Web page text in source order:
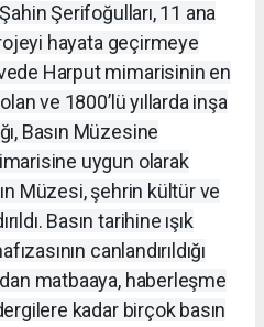
Şerifoğulları, 11 ana
hayata geçirmeye
Harput mimarisinin en
ve 1800’lü yıllarda inşa
Basın Müzesine
uygun olarak
Müzesi, şehrin kültür ve
Basın tarihine ışık
canlandırıldığı
matbaaya, haberleşme
kadar birçok basın